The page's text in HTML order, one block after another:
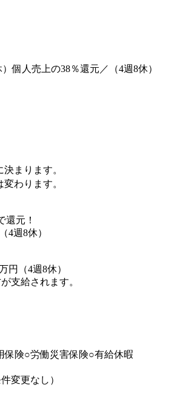
個人売上の38％還元／（4週8休）
まります。
わります。
還元！
4週8休）
円（4週8休）
支給されます。
保険○労働災害保険○有給休暇
変更なし）